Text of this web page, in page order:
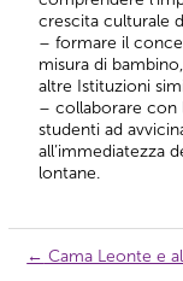
crescita culturale
– formare il
misura di
altre Istituzioni
– collaborare con
studenti ad
all’immediatezza
lontane.
Navigazione
← Cama Leonte e